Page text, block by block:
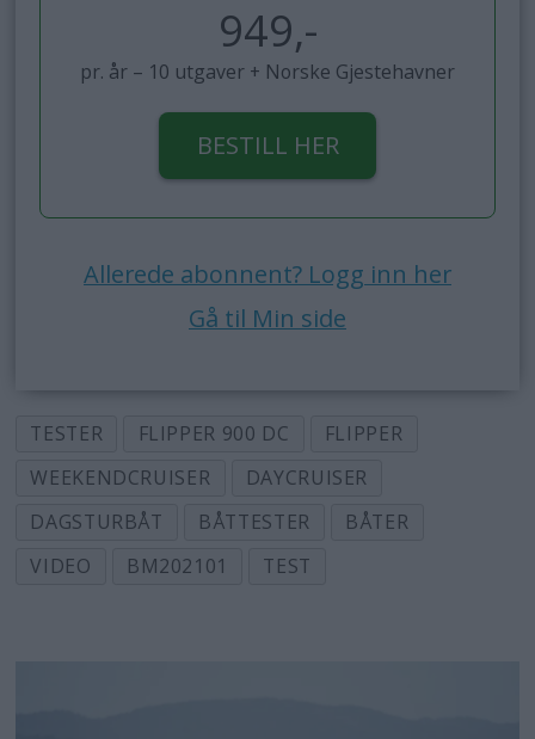
949,-
pr. år – 10 utgaver + Norske Gjestehavner
BESTILL HER
Allerede abonnent? Logg inn her
Gå til Min side
TESTER FLIPPER 900 DC
FLIPPER
WEEKENDCRUISER
DAYCRUISER
DAGSTURBÅT
BÅTTESTER
BÅTER
VIDEO
BM202101 TEST